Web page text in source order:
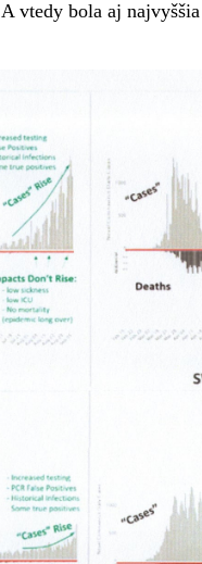
vtedy bola aj